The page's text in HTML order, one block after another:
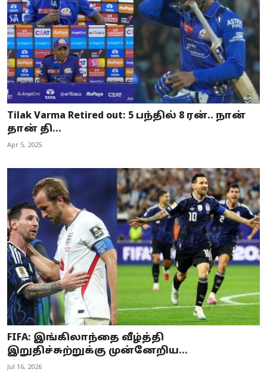
Tilak Varma Retired out: 5 பந்தில் 8 ரன்.. நான்
தான் தி...
Apr 5, 2025
FIFA: இங்கிலாந்தை வீழ்த்தி
இறுதிச்சுற்றுக்கு முன்னேறிய...
Jul 16, 2026